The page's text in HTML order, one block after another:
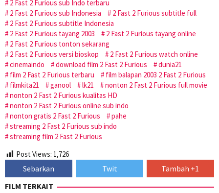
2 Fast 2 Furious sub Indo terbaru
2 Fast 2 Furious sub Indonesia
2 Fast 2 Furious subtitle full
2 Fast 2 Furious subtitle Indonesia
2 Fast 2 Furious tayang 2003
2 Fast 2 Furious tayang online
2 Fast 2 Furious tonton sekarang
2 Fast 2 Furious versi bioskop
2 Fast 2 Furious watch online
cinemaindo
download film 2 Fast 2 Furious
dunia21
film 2 Fast 2 Furious terbaru
film balapan 2003 2 Fast 2 Furious
filmkita21
ganool lk21
nonton 2 Fast 2 Furious full movie
nonton 2 Fast 2 Furious kualitas HD
nonton 2 Fast 2 Furious online sub indo
nonton gratis 2 Fast 2 Furious
pahe
streaming 2 Fast 2 Furious sub indo
streaming film 2 Fast 2 Furious
Post Views: 1,726
Sebarkan Twit
Tambah +1
FILM TERKAIT